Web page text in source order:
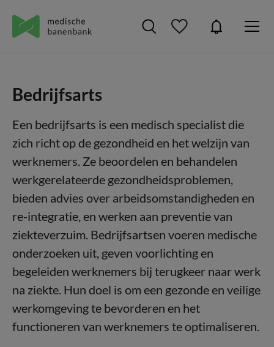
Bedrijfsarts
Een bedrijfsarts is een medisch specialist die
zich richt op de gezondheid en het welzijn van
werknemers. Ze beoordelen en behandelen
werkgerelateerde gezondheidsproblemen,
bieden advies over arbeidsomstandigheden en
re-integratie, en werken aan preventie van
ziekteverzuim. Bedrijfsartsen voeren medische
onderzoeken uit, geven voorlichting en
begeleiden werknemers bij terugkeer naar werk
na ziekte. Hun doel is om een gezonde en veilige
werkomgeving te bevorderen en het
functioneren van werknemers te optimaliseren.